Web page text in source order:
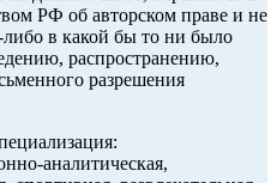
РФ об авторском праве и не
в какой бы то ни было
распространению,
разрешения
аналитическая,